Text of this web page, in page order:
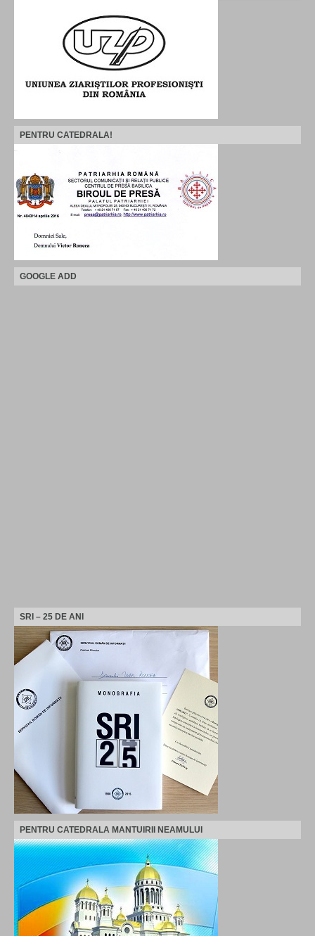
PENTRU CATEDRALA!
GOOGLE ADD
SRI – 25 DE ANI
PENTRU CATEDRALA MANTUIRII NEAMULUI